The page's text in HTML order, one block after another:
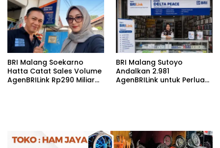
BRI Malang Soekarno
Hatta Catat Sales Volume
AgenBRILink Rp290 Miliar
BRI Malang Sutoyo
Andalkan 2.981
AgenBRILink untuk Perluas